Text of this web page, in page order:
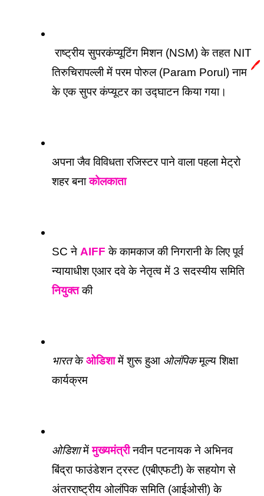
राष्ट्रीय सुपरकंप्यूटिंग मिशन (NSM) के तहत NIT
तिरुचिरापल्ली में परम पोरुल (Param Porul) नाम
के एक सुपर कंप्यूटर का उद्घाटन किया गया।
अपना जैव विविधता रजिस्टर पाने वाला पहला मेट्रो
शहर बना कोलकाता
SC ने AIFF के कामकाज की निगरानी के लिए पूर्व
नियुक्त की
भारत के ओडिशा में शुरू हुआ ओलंपिक मूल्य शिक्षा
कार्यक्रम
ओडिशा में मुख्यमंत्री नवीन पटनायक ने अभिनव
बिंद्रा फाउंडेशन ट्रस्ट (एबीएफटी) के सहयोग से
अंतरराष्ट्रीय ओलंपिक समिति (आईओसी) के
🖊️